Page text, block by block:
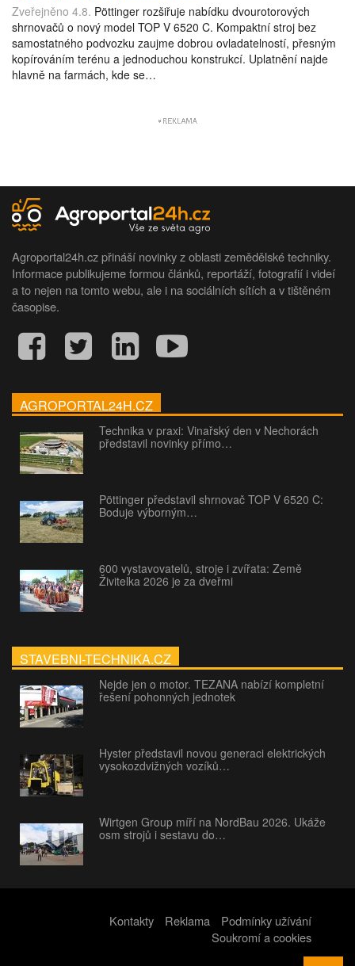
Zveřejněno 4.8. Pöttinger rozšiřuje nabídku dvourotorových
shrnovačů o nový model TOP V 6520 C. Kompaktní stroj bez
samostatného podvozku zaujme dobrou ovladatelností, přesným
kopírováním terénu a jednoduchou konstrukcí. Uplatnění najde
hlavně na farmách, kde se…
Agroportal24h.cz přináší novinky z oblasti zemědělské techniky.
Informace publikujeme formou článků, reportáží, fotografií i videí
a to nejen na tomto webu, ale i na sociálních sítích a v tištěném
časopise.
AGROPORTAL24H.CZ
Technika v praxi: Vinařský den v Nechorách
představil novinky přímo…
Pöttinger představil shrnovač TOP V 6520 C:
Boduje výborným…
600 vystavovatelů, stroje i zvířata: Země
Živitelka 2026 je za dveřmi
STAVEBNI-TECHNIKA.CZ
Nejde jen o motor. TEZANA nabízí kompletní
řešení pohonných jednotek
Hyster představil novou generaci elektrických
vysokozdvižných vozíků…
Wirtgen Group míří na NordBau 2026. Ukáže
osm strojů i sestavu do…
Kontakty Reklama
Podmínky užívání
Soukromí a cookies